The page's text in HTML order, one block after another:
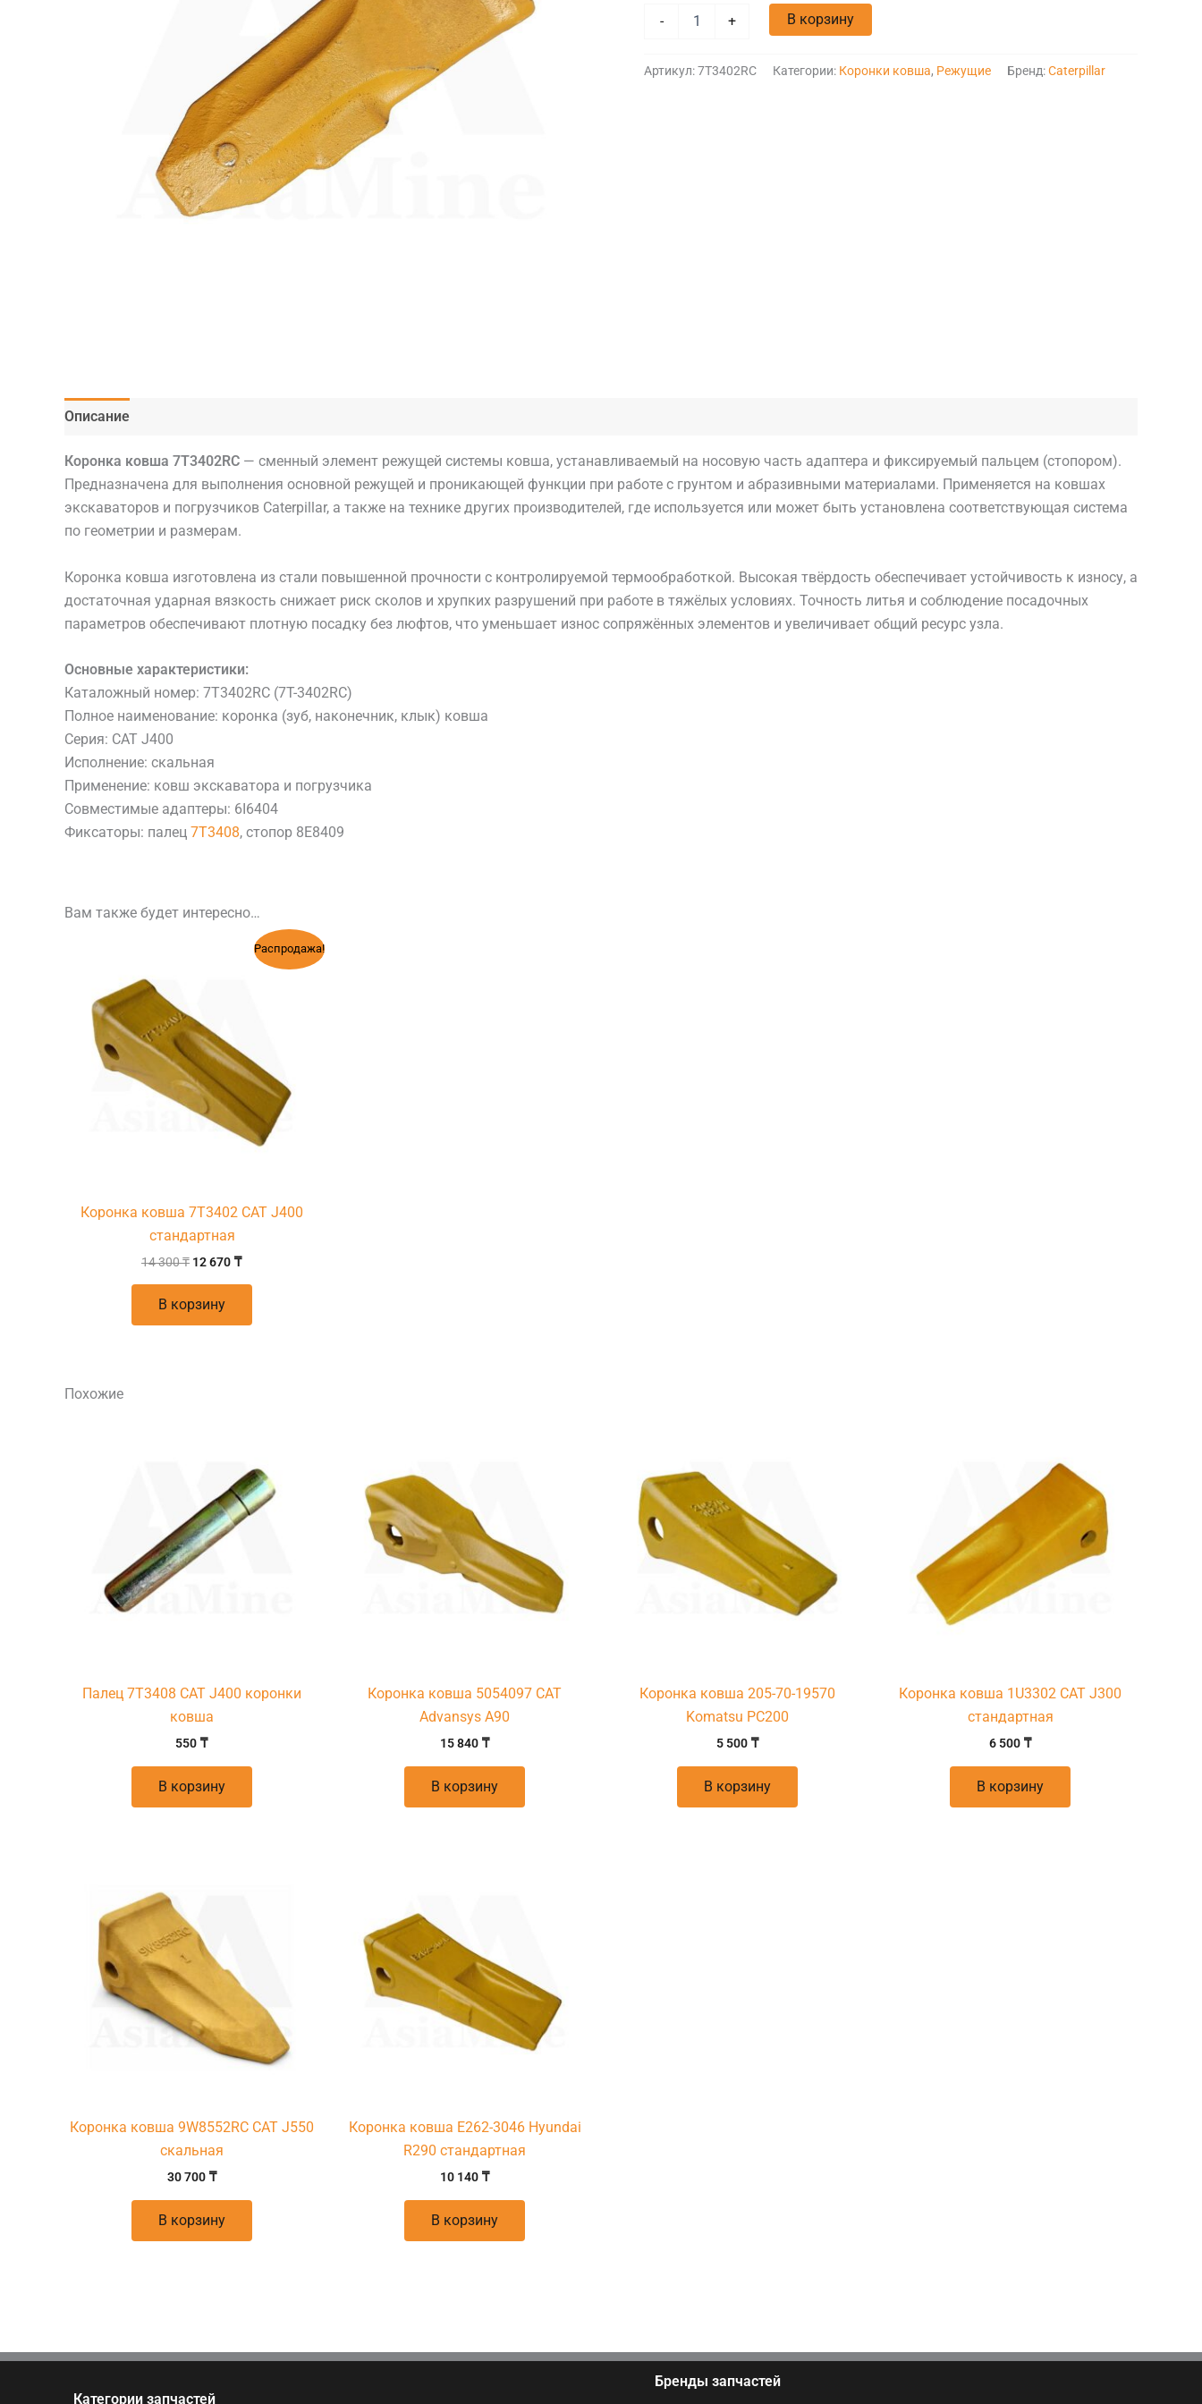
- + В корзину
Артикул:7T3402RC Категории: Коронки ковша, Режущие Бренд:Caterpillar
Описание
Коронка ковша 7T3402RC — сменный элемент режущей системы ковша, устанавливаемый на носовую часть адаптера и фиксируемый пальцем (стопором).
Предназначена для выполнения основной режущей и проникающей функции при работе с грунтом и абразивными материалами. Применяется на ковшах
экскаваторов и погрузчиков Caterpillar, а также на технике других производителей, где используется или может быть установлена соответствующая система
по геометрии и размерам.
Коронка ковша изготовлена из стали повышенной прочности с контролируемой термообработкой. Высокая твёрдость обеспечивает устойчивость к износу, а
достаточная ударная вязкость снижает риск сколов и хрупких разрушений при работе в тяжёлых условиях. Точность литья и соблюдение посадочных
параметров обеспечивают плотную посадку без люфтов, что уменьшает износ сопряжённых элементов и увеличивает общий ресурс узла.
Основные характеристики:
Каталожный номер: 7T3402RC (7T-3402RC)
Полное наименование: коронка (зуб, наконечник, клык) ковша
Серия: CAT J400
Исполнение: скальная
Применение: ковш экскаватора и погрузчика
Совместимые адаптеры: 6I6404
Фиксаторы: палец 7T3408, стопор 8E8409
Вам также будет интересно…
Распродажа!
Коронка ковша 7T3402 CAT J400
стандартная
14 300₸
Первоначальная
12 670 ₸
Текущая
цена:
В корзину
Похожие
Палец 7T3408 CAT J400 коронки
ковша
550 ₸
В корзину
Коронка ковша 5054097 CAT
Advansys A90
15 840 ₸
В корзину
Коронка ковша 205-70-19570
Komatsu PC200
5 500 ₸
В корзину
Коронка ковша 1U3302 CAT J300
стандартная
6 500 ₸
В корзину
Коронка ковша 9W8552RC CAT J550
скальная
30 700 ₸
В корзину
Коронка ковша E262-3046 Hyundai
R290 стандартная
10 140 ₸
В корзину
Категории запчастей
Бренды запчастей